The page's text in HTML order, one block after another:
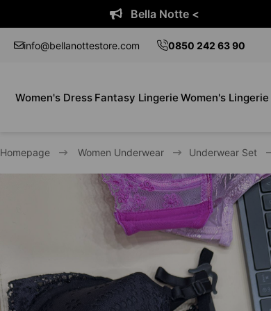
Bella Notte <
info@bellanottestore.com 0850 242 63 90
Women's Dress Fantasy Lingerie Women's Lingerie
Homepage Women Underwear Underwear Set